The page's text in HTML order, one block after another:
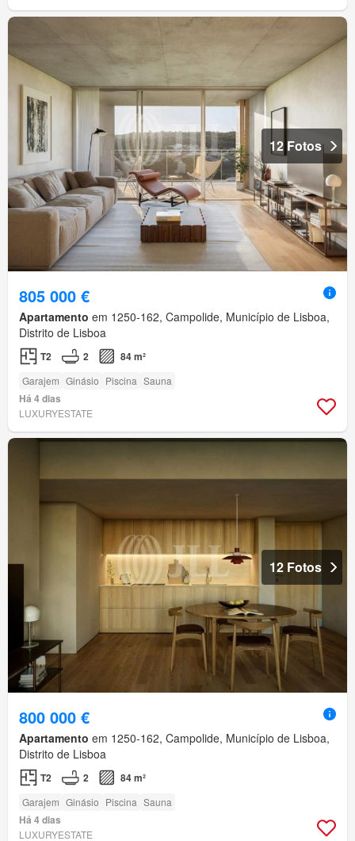
12 Fotos
805 000 €
Apartamento em 1250-162, Campolide, Município de Lisboa,
Distrito de Lisboa
T2 2 84 m²
Garajem Ginásio Piscina Sauna
Há 4 dias
LUXURYESTATE
12 Fotos
800 000 €
Apartamento em 1250-162, Campolide, Município de Lisboa,
Distrito de Lisboa
T2 2 84 m²
Garajem Ginásio Piscina Sauna
Há 4 dias
LUXURYESTATE